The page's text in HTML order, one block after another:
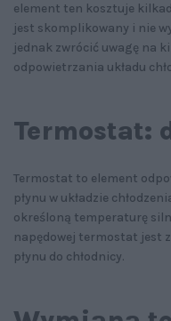
element ten kosztuje
jest skomplikowany i nie
jednak zwrócić uwagę na
odpowietrzania układu
Termostat:
Termostat to element
płynu w układzie
określoną temperaturę
napędowej termostat jest
płynu do chłodnicy.